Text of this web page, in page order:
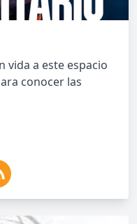
vida a este espacio
conocer las